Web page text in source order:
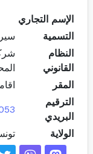
الإسم التجاري
التسمية
النظام
القانوني
المقر
الترقيم
البريدي
الولاية